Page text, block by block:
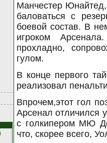
Манчестер
баловаться с
боевой состав. В
игроком
прохладно,
гулом.
В конце первого
реализовал
Впрочем,этот гол
Арсенал отличился
с голкипером МЮ
что, скорее всего,